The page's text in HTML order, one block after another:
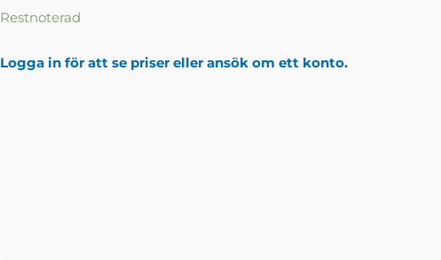
Restnoterad
Logga in för att se priser eller ansök om ett konto.